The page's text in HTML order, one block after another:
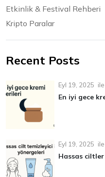
Etkinlik & Festival Rehberi
Kripto Paralar
Recent Posts
Eyl 19, 2025 ile
En iyi gece
Eyl 19, 2025 ile
Hassas